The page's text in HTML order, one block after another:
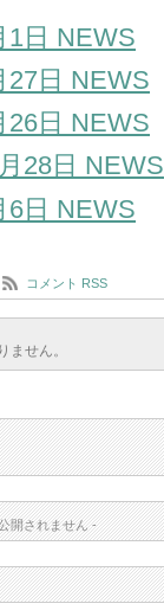
1日 NEWS
27日 NEWS
26日 NEWS
28日 NEWS
6日 NEWS
コメント RSS
ません。
開されません -